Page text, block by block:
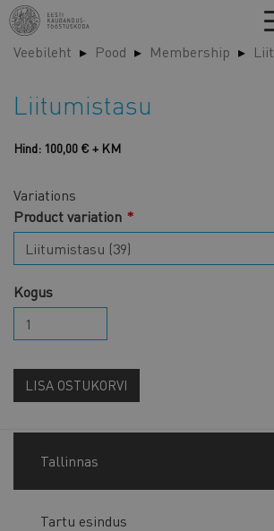
Liigu
edasi
põhisisu
Veebileht Pood Membership
Liitumistasu
Hind: 100,00 € + KM
Variations
Product variation
Kogus
LISA OSTUKORVI
Tallinnas
Tartu esindus